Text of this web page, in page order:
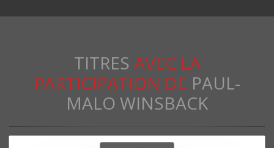
TITRES AVEC LA
PARTICIPATION DE PAUL-
MALO WINSBACK